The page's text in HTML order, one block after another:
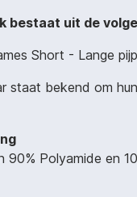
bestaat uit de
Short - Lange
staat bekend om
90% Polyamide en